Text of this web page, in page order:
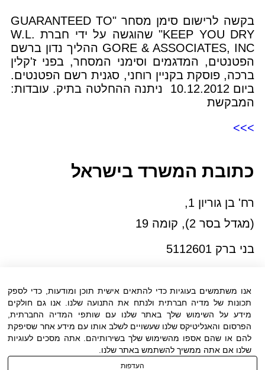
בקשה לרישום סימן מסחר "GUARANTEED TO
KEEP YOU DRY" שהוגשה על ידי חברת W.L.
GORE & ASSOCIATES, INC ההליך נדון ברשם
הפטנטים, המדגמים וסימני המסחר, בפני ז'קלין
ברכה, פוסקת בקניין רוחני, סגנית רשם הפטנטים.
ביום 10.12.2012 ניתנה ההחלטה בתיק. עובדות:
המבקשת
>>>
כתובת המשרד בישראל
רח' בן גוריון 1,
(מגדל בסר 2), קומה 19
בני ברק 5112601
פקס:03-6005531
דוא"ל:office@dwo.co.il
אנו משתמשים בעוגיות כדי להתאים אישית תוכן ומודעות, כדי לספק
תכונות של מדיה חברתית ולנתח את התנועה שלנו. אנו גם חולקים
מידע על השימוש שלך באתר שלנו עם שותפי המדיה החברתית,
הפרסום והאנליטיקס שלנו שעשויים לשלב אותו עם מידע אחר שסיפקת
להם או שהם אספו מהשימוש שלך בשירותיהם. אתה מסכים לעוגיות
שלנו אם אתה ממשיך להשתמש באתר שלנו.
העדפות